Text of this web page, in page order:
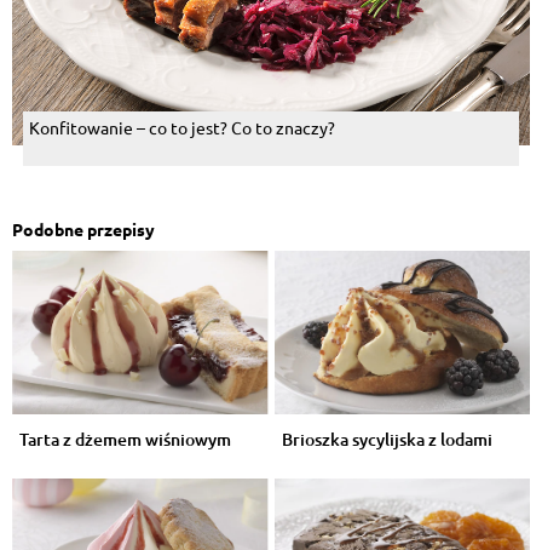
Konfitowanie – co to jest? Co to znaczy?
Podobne przepisy
Tarta z dżemem wiśniowym Brioszka sycylijska z lodami